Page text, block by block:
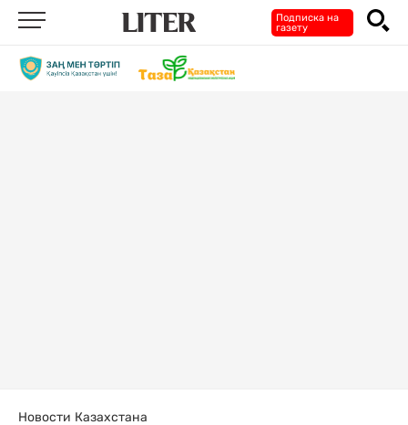
Подписка на
газету
Новости Казахстана